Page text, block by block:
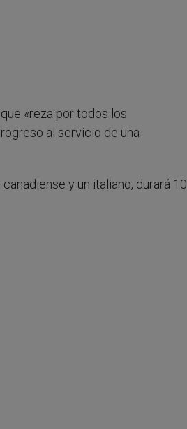
«reza por todos los
al servicio de una
y un italiano, durará 10